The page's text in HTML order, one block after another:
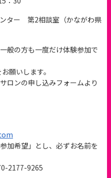
ター 第2相談室（かながわ県
の方も一度だけ体験参加で
願いします。
ロンの申し込みフォームより
希望」とし、必ずお名前を
9265